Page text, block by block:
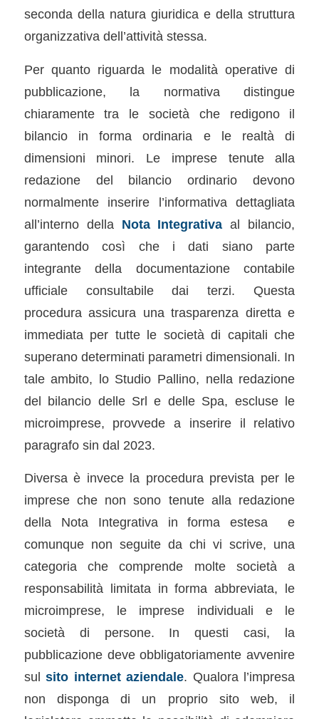
seconda della natura giuridica e della struttura
organizzativa dell’attività stessa.
Per quanto riguarda le modalità operative di
pubblicazione, la normativa distingue
chiaramente tra le società che redigono il
bilancio in forma ordinaria e le realtà di
dimensioni minori. Le imprese tenute alla
redazione del bilancio ordinario devono
normalmente inserire l’informativa dettagliata
all’interno della Nota Integrativa al bilancio,
garantendo così che i dati siano parte
integrante della documentazione contabile
ufficiale consultabile dai terzi. Questa
procedura assicura una trasparenza diretta e
immediata per tutte le società di capitali che
superano determinati parametri dimensionali. In
tale ambito, lo Studio Pallino, nella redazione
del bilancio delle Srl e delle Spa, escluse le
microimprese, provvede a inserire il relativo
paragrafo sin dal 2023.
Diversa è invece la procedura prevista per le
imprese che non sono tenute alla redazione
della Nota Integrativa in forma estesa e
comunque non seguite da chi vi scrive, una
categoria che comprende molte società a
responsabilità limitata in forma abbreviata, le
microimprese, le imprese individuali e le
società di persone. In questi casi, la
pubblicazione deve obbligatoriamente avvenire
sulsito internet aziendale. Qualora l’impresa
non disponga di un proprio sito web, il